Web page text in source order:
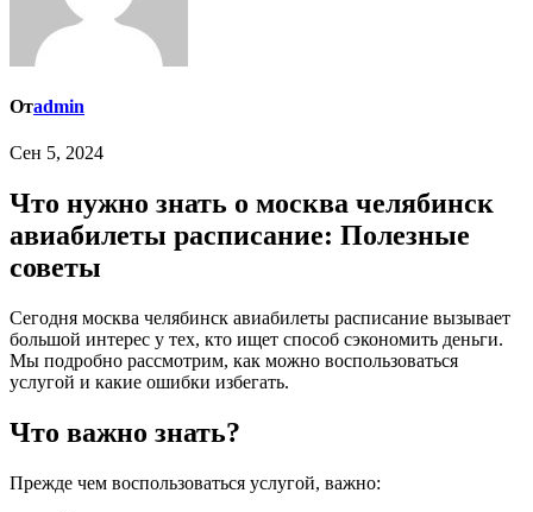
Отadmin
Сен 5, 2024
Что нужно знать о москва челябинск
авиабилеты расписание: Полезные
советы
Сегодня москва челябинск авиабилеты расписание вызывает
большой интерес у тех, кто ищет способ сэкономить деньги.
Мы подробно рассмотрим, как можно воспользоваться
услугой и какие ошибки избегать.
Что важно знать?
Прежде чем воспользоваться услугой, важно: